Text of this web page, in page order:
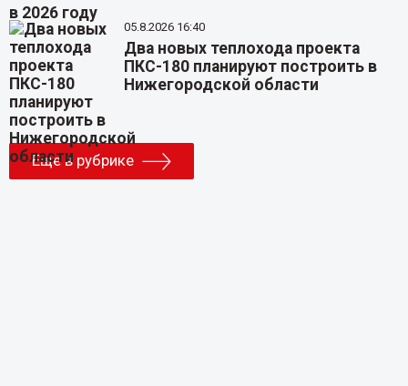
05.8.2026 16:40
Два новых теплохода проекта
ПКС-180 планируют построить в
Нижегородской области
Еще в рубрике